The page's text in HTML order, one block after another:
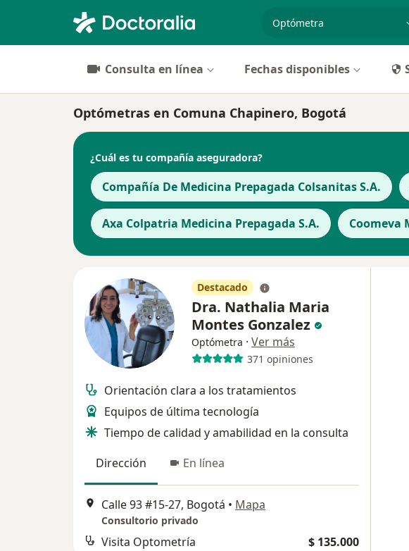
especialidad, enfermedad
Consulta en línea Fechas disponibles
Optómetras en Comuna Chapinero, Bogotá
¿Cuál es tu compañía aseguradora?
Compañía De Medicina Prepagada Colsanitas S.A.
Axa Colpatria Medicina Prepagada S.A. Coomeva
Destacado
Dra. Nathalia Maria
Montes Gonzalez
Optómetra · Ver más
371 opiniones
Orientación clara a los tratamientos
Equipos de última tecnología
Tiempo de calidad y amabilidad en la consulta
Dirección
En línea
Calle 93 #15-27, Bogotá • Mapa
Consultorio privado
Visita Optometría $ 135.000